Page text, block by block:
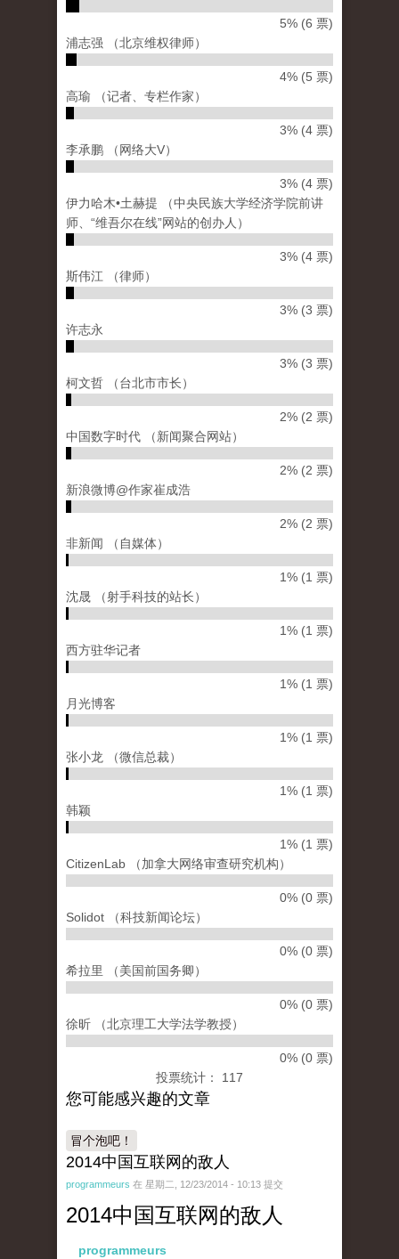
5% (6 票)
浦志强 （北京维权律师）
4% (5 票)
高瑜 （记者、专栏作家）
3% (4 票)
李承鹏 （网络大V）
3% (4 票)
伊力哈木•土赫提 （中央民族大学经济学院前讲
师、“维吾尔在线”网站的创办人）
3% (4 票)
斯伟江 （律师）
3% (3 票)
许志永
3% (3 票)
柯文哲 （台北市市长）
2% (2 票)
中国数字时代 （新闻聚合网站）
2% (2 票)
新浪微博@作家崔成浩
2% (2 票)
非新闻 （自媒体）
1% (1 票)
沈晟 （射手科技的站长）
1% (1 票)
西方驻华记者
1% (1 票)
月光博客
1% (1 票)
张小龙 （微信总裁）
1% (1 票)
韩颖
1% (1 票)
CitizenLab （加拿大网络审查研究机构）
0% (0 票)
Solidot （科技新闻论坛）
0% (0 票)
希拉里 （美国前国务卿）
0% (0 票)
徐昕 （北京理工大学法学教授）
0% (0 票)
投票统计： 117
您可能感兴趣的文章
冒个泡吧！
2014中国互联网的敌人
programmeurs 在 星期二, 12/23/2014 - 10:13 提交
2014中国互联网的敌人
programmeurs